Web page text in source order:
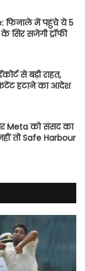
फिनाले में पहुंचे ये 5
सिर सजेगी ट्रॉफी
से बड़ी राहत,
हटाने का आदेश
पर Meta को संसद का
तो Safe Harbour